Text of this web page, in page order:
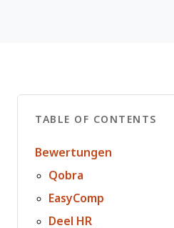
TABLE OF CONTENTS
Bewertungen
Qobra
EasyComp
Deel HR